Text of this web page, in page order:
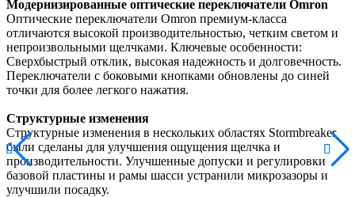
Модернизированные оптические переключатели Omron
Оптические переключатели Omron премиум-класса
отличаются высокой производительностью, четким светом и
непроизвольными щелчками. Ключевые особенности:
Сверхбыстрый отклик, высокая надежность и долговечность.
Переключатели с боковыми кнопками обновлены до синей
точки для более легкого нажатия.
Структурные изменения
Структурные изменения в нескольких областях Stormbreaker
были сделаны для улучшения ощущения щелчка и
производительности. Улучшенные допуски и регулировки
базовой пластины и рамы шасси устранили микрозазоры и
улучшили посадку.